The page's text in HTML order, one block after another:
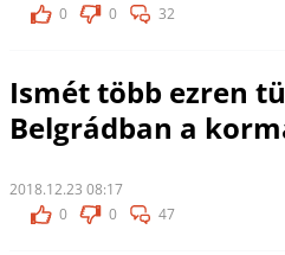
0
0 32
Ismét több ezren
Belgrádban a
2018.12.23 08:17
0
0 47